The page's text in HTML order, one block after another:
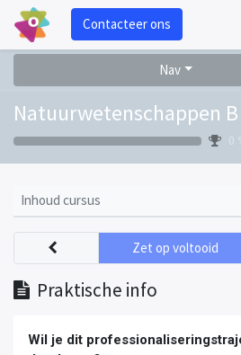
Contacteer ons
Nav
Natuurwetenschappen
0
Inhoud cursus
Praktische info
Zet op voltooid
Wil je dit